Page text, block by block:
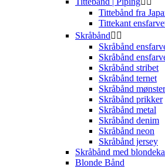
Tittebånd fra
Tittekant
Skråbånd 
Skråbånd
Skråbånd
Skråbånd stribet
Skråbånd ternet
Skråbånd mønster
Skråbånd prikker
Skråbånd metal
Skråbånd denim
Skråbånd neon
Skråbånd jersey
Skråbånd med
Blonde Bånd